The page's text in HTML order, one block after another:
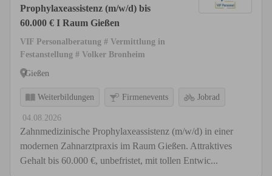
Prophylaxeassistenz (m/w/d) bis
60.000 € I Raum Gießen
VIF Personalberatung # Vermittlung in
Festanstellung # Volker Bronheim
Gießen
Weiterbildungen Firmenevents Jobrad
04.08.2026
Zahnmedizinische Prophylaxeassistenz (m/w/d) in einer
modernen Zahnarztpraxis im Raum Gießen. Attraktives
Gehalt bis 60.000 €, unbefristet, mit tollen Entwic...